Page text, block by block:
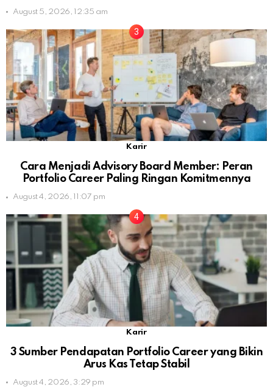
August 5, 2026, 12:35 am
Karir
Cara Menjadi Advisory Board Member: Peran
Portfolio Career Paling Ringan Komitmennya
August 4, 2026, 11:07 pm
Karir
3 Sumber Pendapatan Portfolio Career yang Bikin
Arus Kas Tetap Stabil
August 4, 2026, 3:29 pm